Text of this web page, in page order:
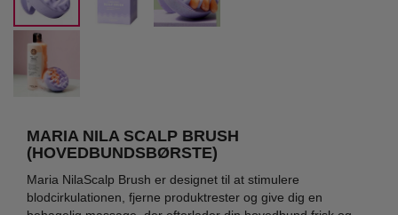
MARIA NILA SCALP BRUSH
(HOVEDBUNDSBØRSTE)
Maria NilaScalp Brush er designet til at stimulere
blodcirkulationen, fjerne produktrester og give dig en